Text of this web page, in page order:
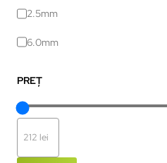
2.5mm
6.0mm
PREȚ